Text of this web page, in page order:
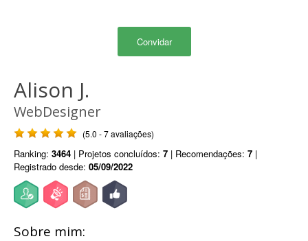
Convidar
Alison J.
WebDesigner
(5.0 - 7 avaliações)
Ranking: 3464 | Projetos concluídos: 7 | Recomendações: 7 |
Registrado desde: 05/09/2022
Sobre mim: